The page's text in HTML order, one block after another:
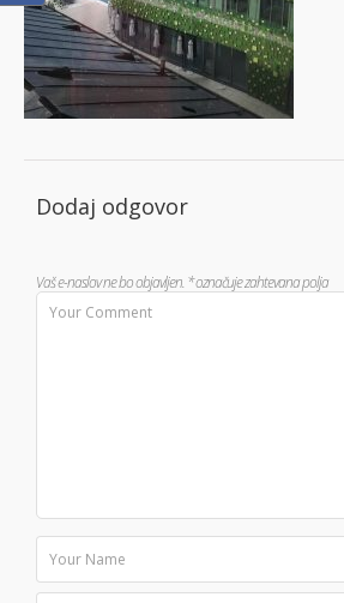
Dodaj odgovor
Vaš e-naslov ne bo objavljen.*označuje zahtevana polja